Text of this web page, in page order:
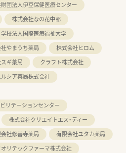
団法人伊豆保健医療センター
株式会社なの花中部
学校法人国際医療福祉大学
やまうち薬局
株式会社ヒロム
ギ薬局
クラフト株式会社
シア薬局株式会社
リテーションセンター
株式会社クリエイトエス・ディー
社修善寺薬局
有限会社ユタカ薬局
オリテックファーマ株式会社